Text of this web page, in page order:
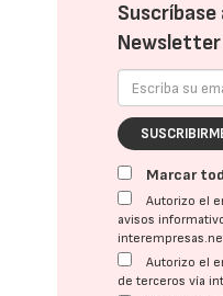
Marcar
Autorizo el
avisos
Autorizo el
de terceros vía